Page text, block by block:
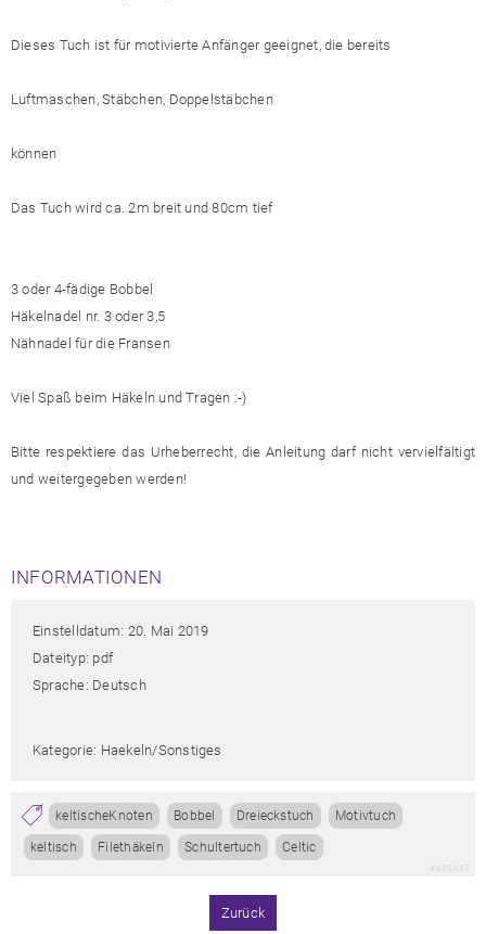
Dieses Tuch ist für motivierte Anfänger geeignet, die bereits
Luftmaschen, Stäbchen, Doppelstäbchen
können
Das Tuch wird ca. 2m breit und 80cm tief
3 oder 4-fädige Bobbel
Häkelnadel nr. 3 oder 3,5
Nähnadel für die Fransen
Viel Spaß beim Häkeln und Tragen :-)
Bitte respektiere das Urheberrecht, die Anleitung darf nicht vervielfältigt
und weitergegeben werden!
INFORMATIONEN
Einstelldatum: 20. Mai 2019
Dateityp: pdf
Sprache: Deutsch
Kategorie: Haekeln/sonstiges
keltischeKnoten Bobbel Dreieckstuch Motivtuch
keltisch Filethäkeln Schultertuch Celtic
Zurück